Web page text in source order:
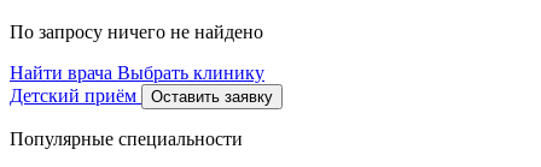
По запросу ничего не найдено
Найти врача Выбрать клинику
Детский приём
Оставить заявку
Популярные специальности